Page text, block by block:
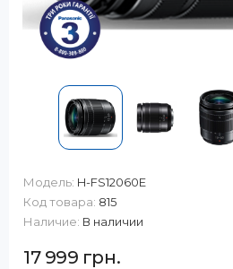
Модель: H-FS12060E
Код товара: 815
Наличие: В наличии
17 999 грн.